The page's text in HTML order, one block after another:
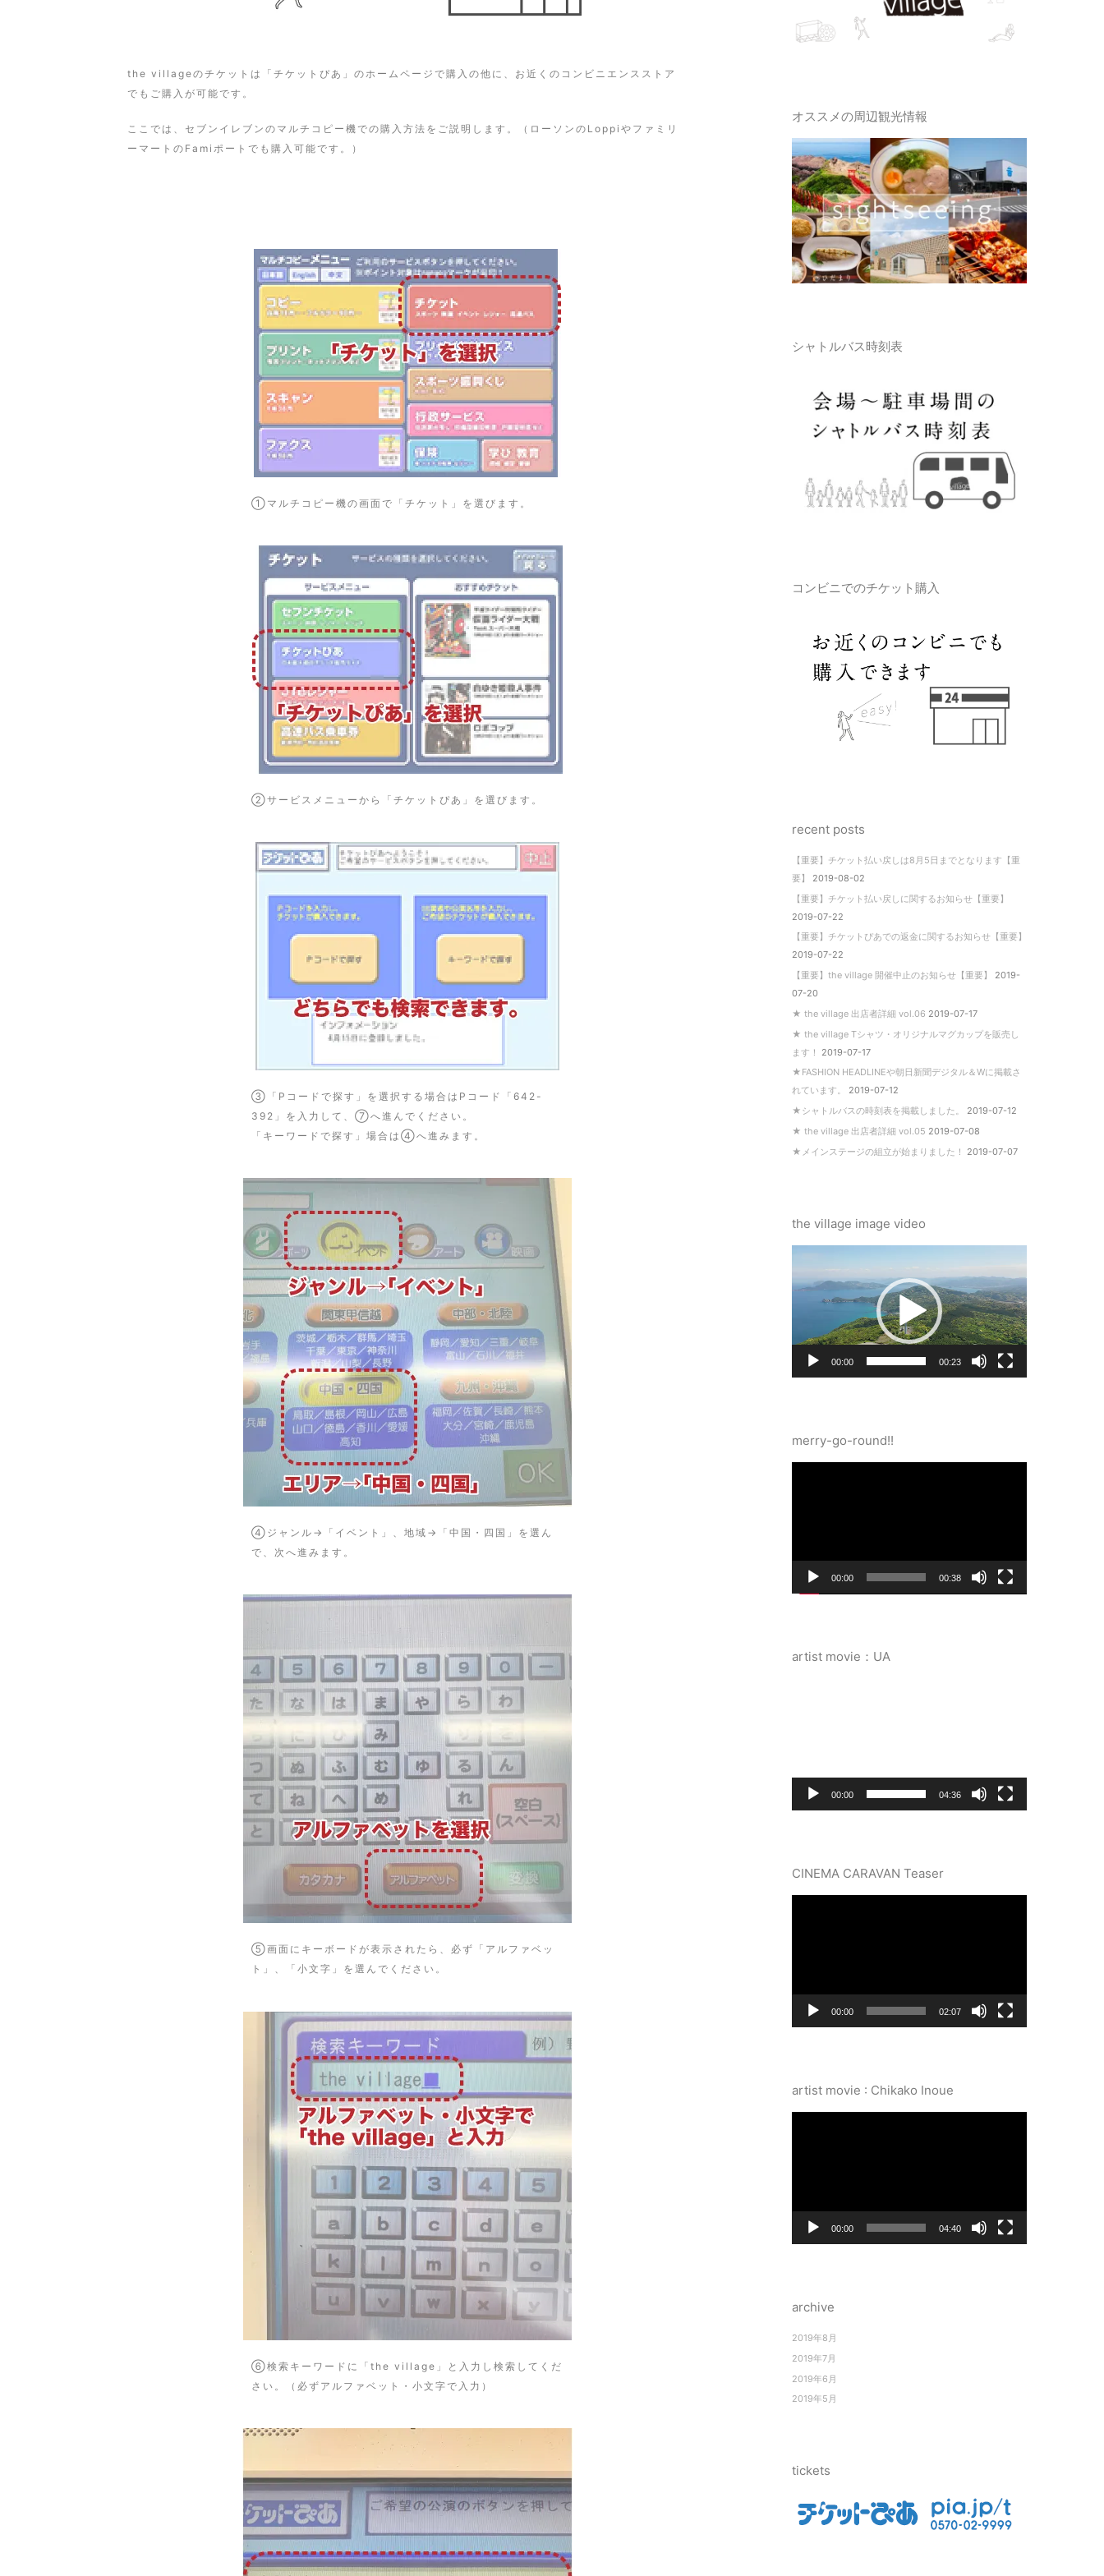
the villageのチケットは「チケットぴあ」のホームページで購入の他に、お近くのコンビニエンスストア
でもご購入が可能です。
ここでは、セブンイレブンのマルチコピー機での購入方法をご説明します。（ローソンのLoppiやファミリ
ーマートのFamiポートでも購入可能です。）
①マルチコピー機の画面で「チケット」を選びます。
②サービスメニューから「チケットぴあ」を選びます。
③「Pコードで探す」を選択する場合はPコード「642-
392」を入力して、⑦へ進んでください。
「キーワードで探す」場合は④へ進みます。
④ジャンル→「イベント」、地域→「中国・四国」を選ん
で、次へ進みます。
⑤画面にキーボードが表示されたら、必ず「アルファベッ
ト」、「小文字」を選んでください。
⑥検索キーワードに「the village」と入力し検索してくだ
さい。（必ずアルファベット・小文字で入力）
オススメの周辺観光情報
シャトルバス時刻表
コンビニでのチケット購入
recent posts
【重要】チケット払い戻しは8月5日までとなります【重
要】
2019-08-02
【重要】チケット払い戻しに関するお知らせ【重要】
2019-07-22
【重要】チケットぴあでの返金に関するお知らせ【重要】
2019-07-22
【重要】the village 開催中止のお知らせ【重要】
2019-
07-20
★ the village 出店者詳細 vol.06 2019-07-17
★ the village Tシャツ・オリジナルマグカップを販売し
ます！
2019-07-17
★FASHION HEADLINEや朝日新聞デジタル＆Wに掲載さ
れています。
2019-07-12
★シャトルバスの時刻表を掲載しました。
2019-07-12
★ the village 出店者詳細 vol.05 2019-07-08
★メインステージの組立が始まりました！
2019-07-07
the village image video
プ
ヤ
00:00 00:23
merry-go-round!!
ヤ
00:00 00:38
artist movie：UA
ヤ
00:00 04:36
CINEMA CARAVAN Teaser
ヤ
00:00 02:07
artist movie : Chikako Inoue
ヤ
00:00 04:40
archive
2019年8月
2019年7月
2019年6月
2019年5月
tickets